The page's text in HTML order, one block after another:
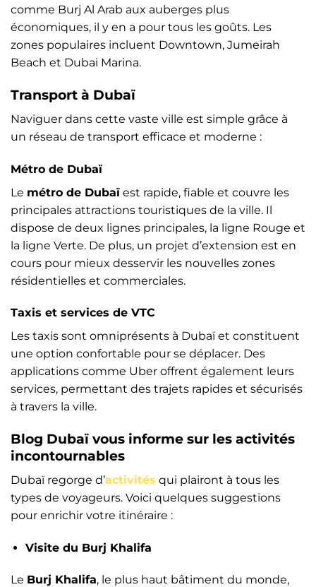
comme Burj Al Arab aux auberges plus
économiques, il y en a pour tous les goûts. Les
zones populaires incluent Downtown, Jumeirah
Beach et Dubai Marina.
Transport à Dubaï
Naviguer dans cette vaste ville est simple grâce à
un réseau de transport efficace et moderne :
Métro de Dubaï
Le métro de Dubaï est rapide, fiable et couvre les
principales attractions touristiques de la ville. Il
dispose de deux lignes principales, la ligne Rouge et
la ligne Verte. De plus, un projet d’extension est en
cours pour mieux desservir les nouvelles zones
résidentielles et commerciales.
Taxis et services de VTC
Les taxis sont omniprésents à Dubaï et constituent
une option confortable pour se déplacer. Des
applications comme Uber offrent également leurs
services, permettant des trajets rapides et sécurisés
à travers la ville.
Blog Dubaï vous informe sur les activités
incontournables
Dubaï regorge d’activités qui plairont à tous les
types de voyageurs. Voici quelques suggestions
pour enrichir votre itinéraire :
Visite du Burj Khalifa
Le Burj Khalifa, le plus haut bâtiment du monde,